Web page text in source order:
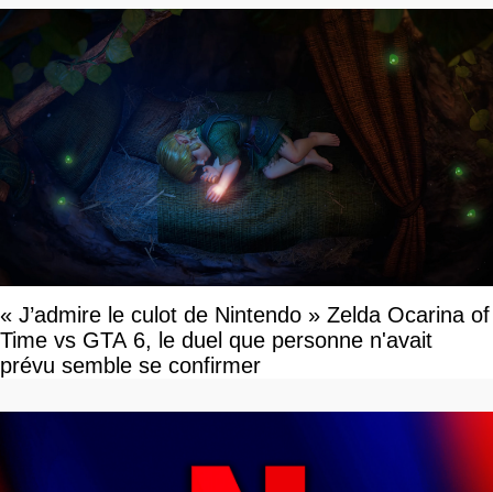
« J’admire le culot de Nintendo » Zelda Ocarina of
Time vs GTA 6, le duel que personne n'avait
prévu semble se confirmer